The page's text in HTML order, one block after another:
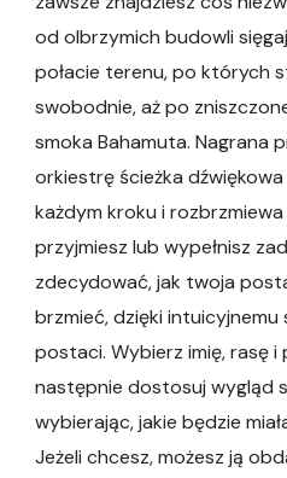
od olbrzymich budowli
połacie terenu, po których
swobodnie, aż po
smoka Bahamuta. Nagrana
orkiestrę ścieżka
każdym kroku i
przyjmiesz lub wypełnisz
zdecydować, jak twoja
brzmieć, dzięki
postaci. Wybierz imię, rasę i
następnie dostosuj wygląd
wybierając, jakie będzie
Jeżeli chcesz, możesz ją